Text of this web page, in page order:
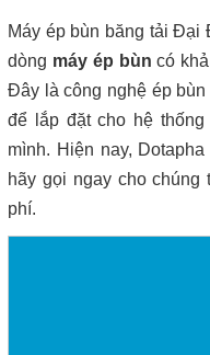
Máy ép bùn băng tải Đại
dòng máy ép bùn có
Đây là công nghệ ép
để lắp đặt cho hệ
mình. Hiện nay,
hãy gọi ngay cho
phí.